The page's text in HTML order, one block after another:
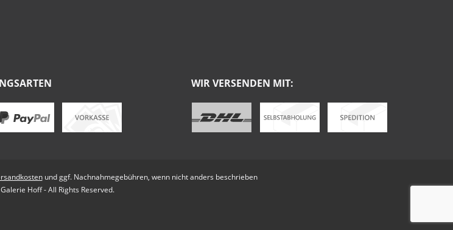
WIR VERSENDEN MIT:
und ggf. Nachnahmegebühren, wenn nicht anders beschrieben
Hoff - All Rights Reserved.